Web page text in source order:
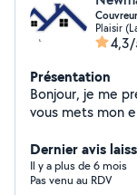
Plaisir
Présentation
Bonjour, je me
vous mets mon
rénovation
nettoyage Nous intervenons sur tout ce qui est
demoussage de Toiture Peintures,
Dernier avis
Il y a plus de 6 mois
Pas venu au RDV